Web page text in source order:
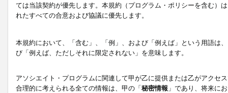
ては当該契約が優先します。本規約（プログラム・ポリシーを含む）
れたすべての合意および協議に優先します。
本規約において、「含む」、「例」、および「例えば」という用語は
び「例えば、ただしそれに限定されない」を意味します。
アソシエイト・プログラムに関連して甲が乙に提供または乙がアクセ
合理的に考えられる全ての情報は、甲の「秘密情報 」であり、将来に